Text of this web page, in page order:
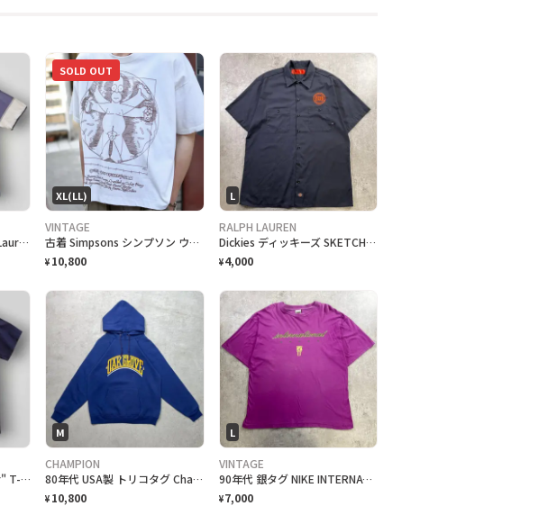
90s~00s "Polo by Ralph Lauren" S/S Border Polo Shirt ラルフローレン ボーダー ポロシャツ [XL]
XL(LL)
SOLD OUT
VINTAGE
古着 Simpsons シンプソン ウィトルウィウス的人体図 Tシャツ
¥ 10,800
L
RALPH LAUREN
Dickies ディッキーズ SKETCHBOOK BREWING ビール 企業ロゴ刺繍 半袖ワークシャツ メンズL 古着 アドバタイジング バックプリント チャコールグレー
¥4,000
"2002 Vans Warped Tour" T-Shirt バンズ ワープドツアーTシャツ [M]
M
CHAMPION
80年代 USA製 トリコタグ Champion チャンピオン OAK GROVE カレッジプリント スウェットパーカー メンズM相当 古着 80s ヴィンテージ VINTAGE 紺色
¥ 10,800
L
VINTAGE
90年代 銀タグ NIKE INTERNATIONAL ユーロナイキ インターナショナル プリントTシャツ メンズ2XL相当 古着 90s ヴィンテージ VINTAGE 銀タグ 地球儀 バックプリント ビッグサイズ 大きいサイズ 紫色
¥7,000